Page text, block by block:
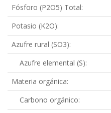
Fósforo (P2O5) Total:
Potasio (K2O):
Azufre rural (SO3):
Azufre elemental (S):
Materia orgánica:
Carbono orgánico: